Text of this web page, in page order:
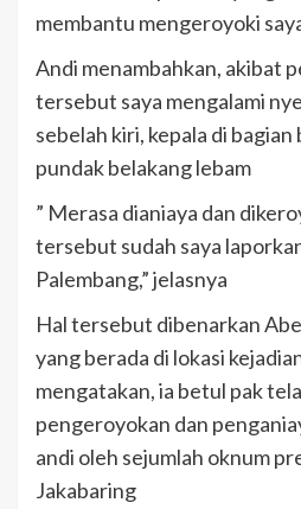
membantu mengeroyoki
Andi menambahkan, akibat
tersebut saya mengalami
sebelah kiri, kepala di
pundak belakang lebam
” Merasa dianiaya dan
tersebut sudah saya
Palembang,” jelasnya
Hal tersebut dibenarkan
yang berada di lokasi
mengatakan, ia betul pak
pengeroyokan dan
andi oleh sejumlah oknum
Jakabaring